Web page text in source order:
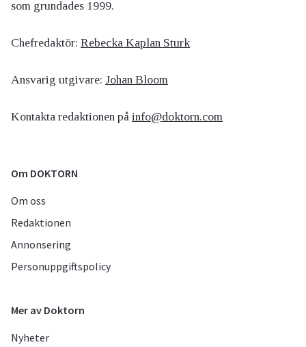
som grundades 1999.
Chefredaktör: Rebecka Kaplan Sturk
Ansvarig utgivare: Johan Bloom
Kontakta redaktionen på info@doktorn.com
Om DOKTORN
Om oss
Redaktionen
Annonsering
Personuppgiftspolicy
Mer av Doktorn
Nyheter